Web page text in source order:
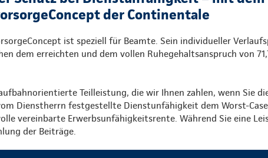
der Continentale
ist speziell für Beamte. Sein individueller
dem erreichten und dem vollen Ruhegehaltsanspruch von
Teilleistung, die wir Ihnen zahlen, wenn Sie
Dienstherrn festgestellte Dienstunfähigkeit dem Worst-
vereinbarte Erwerbsunfähigkeitsrente. Während Sie eine
der Beiträge.